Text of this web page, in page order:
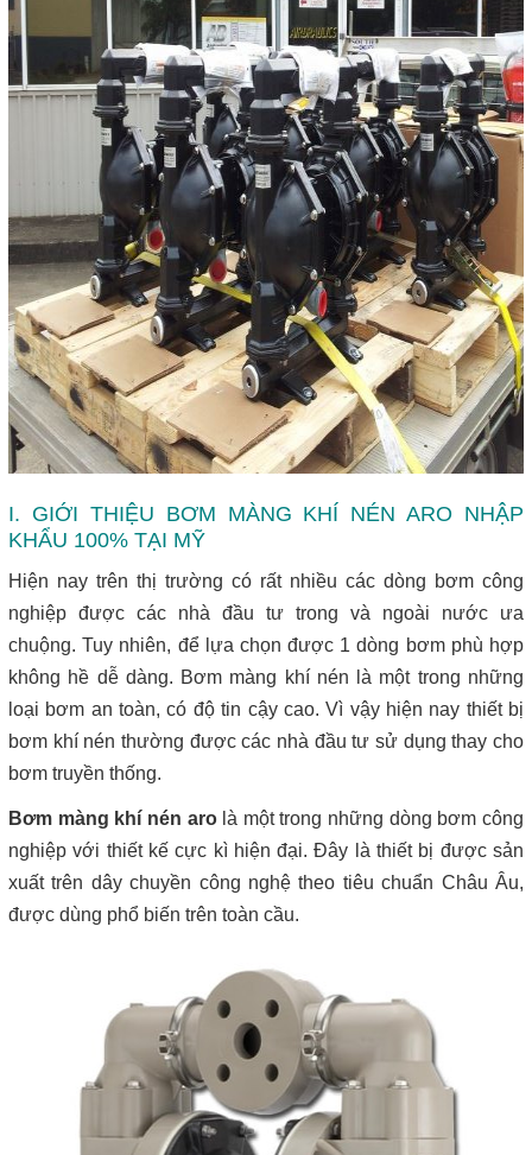
I. GIỚI THIỆU BƠM MÀNG KHÍ NÉN ARO NHẬP
KHẨU 100% TẠI MỸ
Hiện nay trên thị trường có rất nhiều các dòng bơm công
nghiệp được các nhà đầu tư trong và ngoài nước ưa
chuộng. Tuy nhiên, để lựa chọn được 1 dòng bơm phù hợp
không hề dễ dàng. Bơm màng khí nén là một trong những
loại bơm an toàn, có độ tin cậy cao. Vì vậy hiện nay thiết bị
bơm khí nén thường được các nhà đầu tư sử dụng thay cho
bơm truyền thống.
Bơm màng khí nén arolà một trong những dòng bơm công
nghiệp với thiết kế cực kì hiện đại. Đây là thiết bị được sản
xuất trên dây chuyền công nghệ theo tiêu chuẩn Châu Âu,
được dùng phổ biến trên toàn cầu.